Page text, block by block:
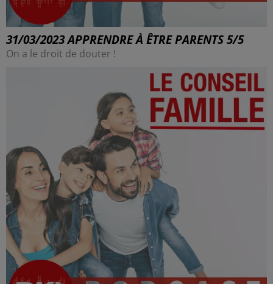
31/03/2023 APPRENDRE À ÊTRE PARENTS 5/5
On a le droit de douter !